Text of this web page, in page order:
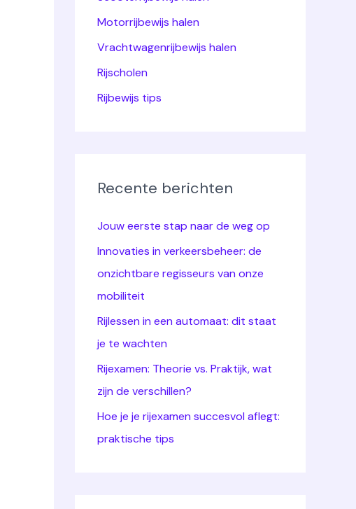
Motorrijbewijs halen
Vrachtwagenrijbewijs halen
Rijscholen
Rijbewijs tips
Recente berichten
Jouw eerste stap naar de weg op
Innovaties in verkeersbeheer: de
onzichtbare regisseurs van onze
mobiliteit
Rijlessen in een automaat: dit staat
je te wachten
Rijexamen: Theorie vs. Praktijk, wat
zijn de verschillen?
Hoe je je rijexamen succesvol aflegt:
praktische tips